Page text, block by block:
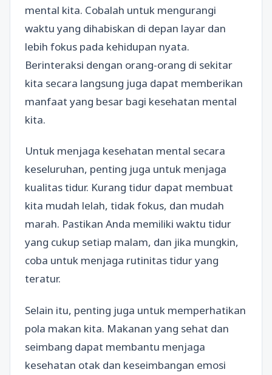
mental kita. Cobalah untuk mengurangi
waktu yang dihabiskan di depan layar dan
lebih fokus pada kehidupan nyata.
Berinteraksi dengan orang-orang di sekitar
kita secara langsung juga dapat memberikan
manfaat yang besar bagi kesehatan mental
kita.
Untuk menjaga kesehatan mental secara
keseluruhan, penting juga untuk menjaga
kualitas tidur. Kurang tidur dapat membuat
kita mudah lelah, tidak fokus, dan mudah
marah. Pastikan Anda memiliki waktu tidur
yang cukup setiap malam, dan jika mungkin,
coba untuk menjaga rutinitas tidur yang
teratur.
Selain itu, penting juga untuk memperhatikan
pola makan kita. Makanan yang sehat dan
seimbang dapat membantu menjaga
kesehatan otak dan keseimbangan emosi